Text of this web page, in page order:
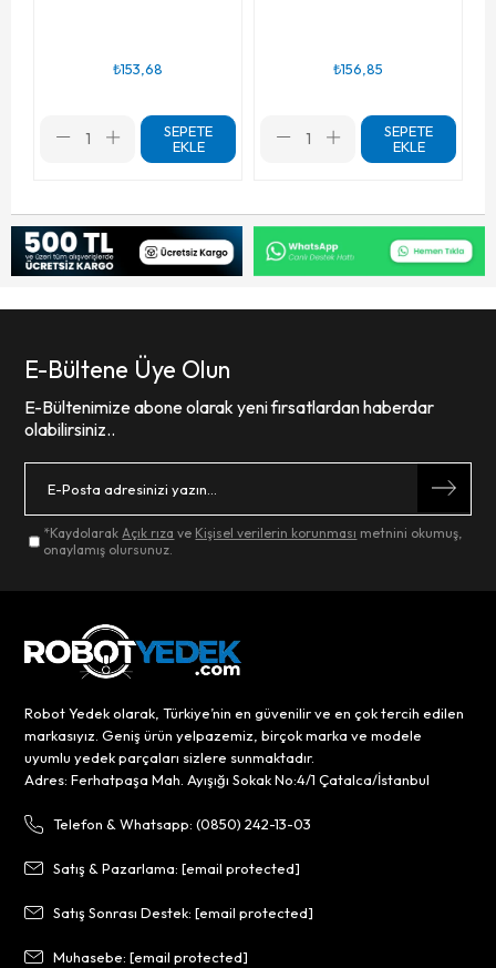
₺153,68
SEPETE
EKLE
₺156,85
SEPETE
EKLE
E-Bültene Üye Olun
E-Bültenimize abone olarak yeni fırsatlardan haberdar
olabilirsiniz..
*KaydolarakAçık rıza ve Kişisel verilerin korunması metnini okumuş,
onaylamış olursunuz.
Robot Yedek olarak, Türkiye’nin en güvenilir ve en çok tercih edilen
markasıyız. Geniş ürün yelpazemiz, birçok marka ve modele
uyumlu yedek parçaları sizlere sunmaktadır.
Adres: Ferhatpaşa Mah. Ayışığı Sokak No:4/1 Çatalca/İstanbul
Telefon & Whatsapp: (0850) 242-13-03
Satış & Pazarlama:[email protected]
Satış Sonrası Destek:[email protected]
Muhasebe:[email protected]